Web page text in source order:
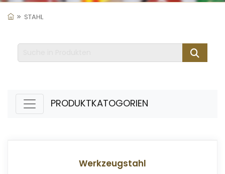
STAHL
PRODUKTKATOGORIEN
Werkzeugstahl